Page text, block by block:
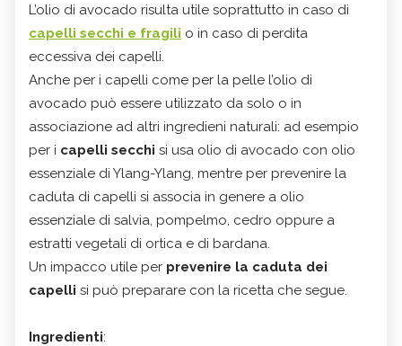
L’olio di avocado risulta utile soprattutto in caso di
capelli secchi e fragili o in caso di perdita
eccessiva dei capelli.
Anche per i capelli come per la pelle l’olio di
avocado può essere utilizzato da solo o in
associazione ad altri ingredieni naturali: ad esempio
per i capelli secchi si usa olio di avocado con olio
essenziale di Ylang-Ylang, mentre per prevenire la
caduta di capelli si associa in genere a olio
essenziale di salvia, pompelmo, cedro oppure a
estratti vegetali di ortica e di bardana.
Un impacco utile per prevenire la caduta dei
capelli si può preparare con la ricetta che segue.
Ingredienti: